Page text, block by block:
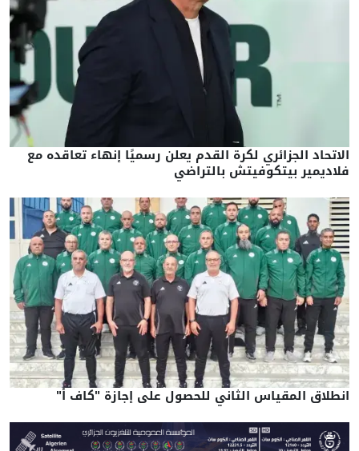
الاتحاد الجزائري لكرة القدم يعلن رسميًا إنهاء تعاقده مع
فلاديمير بيتكوفيتش بالتراضي
انطلاق المقياس الثاني للحصول على إجازة "كاف أ"